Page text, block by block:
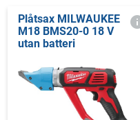
Plåtsax MILWAUKEE
M18 BMS20-0 18 V
utan batteri